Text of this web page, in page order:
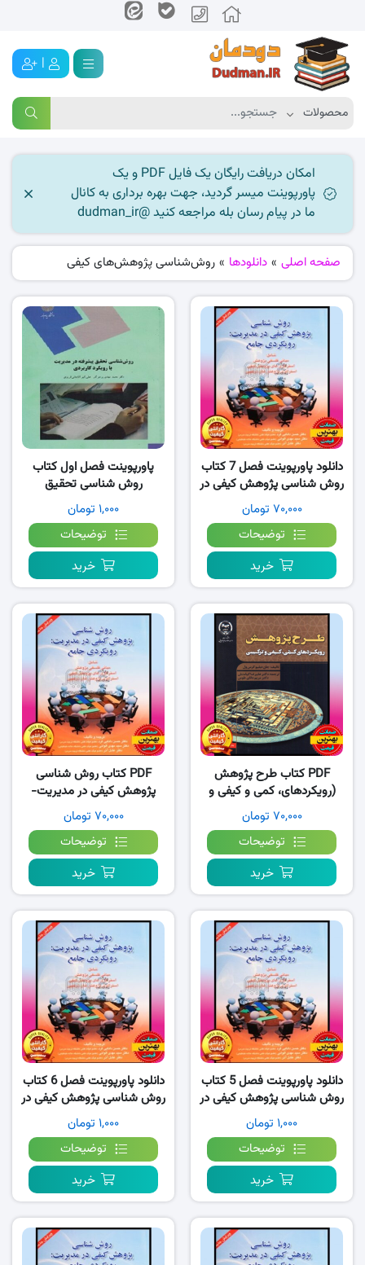
|
امکان دریافت رایگان یک فایل PDF و یک
پاورپوینت میسر گردید، جهت بهره برداری به کانال
ما در پیام رسان بله مراجعه کنید @dudman_ir
صفحه اصلی » دانلودها » روش‌شناسی پژوهش‌های کیفی
دانلود پاورپوینت فصل 7 کتاب
روش شناسی پژوهش کیفی در
مدیریت رویکردی جامع
۷۰,۰۰۰ تومان
توضیحات
خرید
پاورپوینت فصل اول کتاب
روش شناسی تحقیق
پیشرفته- پرهیزگار
۱,۰۰۰ تومان
توضیحات
خرید
PDF کتاب طرح پژوهش
(رویکردهای، کمی و کیفی و
ترکیبی) جان کرس ول
۷۰,۰۰۰ تومان
توضیحات
خرید
PDF کتاب روش شناسی
پژوهش کیفی در مدیریت-
رویکردی جامع
۷۰,۰۰۰ تومان
توضیحات
خرید
دانلود پاورپوینت فصل 5 کتاب
روش شناسی پژوهش کیفی در
مدیریت رویکردی جامع
۱,۰۰۰ تومان
توضیحات
خرید
دانلود پاورپوینت فصل 6 کتاب
روش شناسی پژوهش کیفی در
مدیریت رویکردی جامع
۱,۰۰۰ تومان
توضیحات
خرید